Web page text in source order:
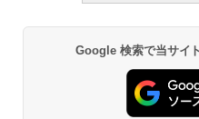
Google 検索で当サイ